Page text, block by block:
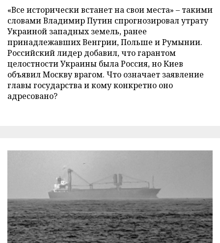
«Все исторически встанет на свои места» – такими
словами Владимир Путин спрогнозировал утрату
Украиной западных земель, ранее
принадлежавших Венгрии, Польше и Румынии.
Российский лидер добавил, что гарантом
целостности Украины была Россия, но Киев
объявил Москву врагом. Что означает заявление
главы государства и кому конкретно оно
адресовано?